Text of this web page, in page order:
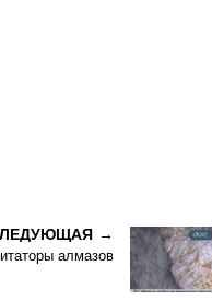
алмазов